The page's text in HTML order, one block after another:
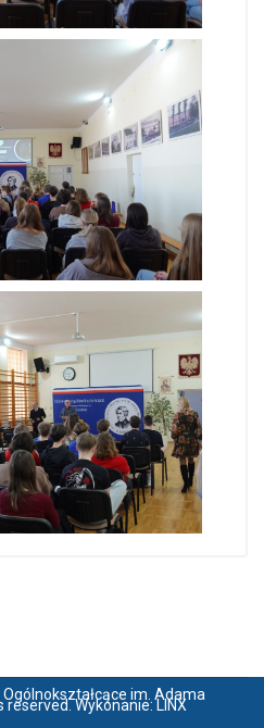
im. Adama
reserved. Wykonanie:LINX